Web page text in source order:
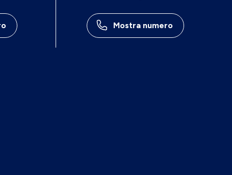
Mostra numero